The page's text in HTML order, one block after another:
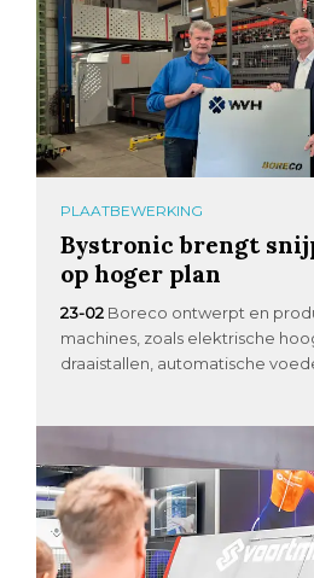
PLAATBEWERKING
Bystronic brengt
op hoger plan
23-02 Boreco ontwerpt en
machines, zoals elektrische
draaistallen, automatische